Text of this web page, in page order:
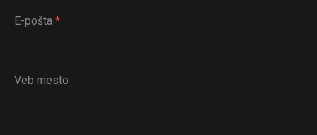
E-pošta *
Veb mesto